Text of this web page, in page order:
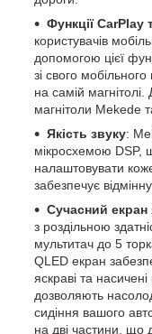
Функції
користувачів
допомогою цієї
зі свого
на самій
магнітоли Mekede
Якість звуку:
мікросхемою DSP,
налаштовувати
забезпечує відмінну
Сучасний екран
з роздільною
мультитач до 5
QLED екран
яскраві та
дозволяють
сидіння вашого
на дві частини, що